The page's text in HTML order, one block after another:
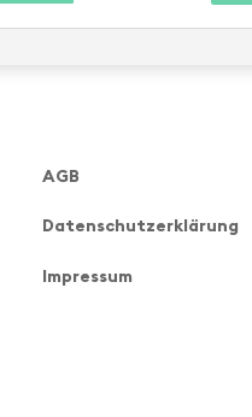
AGB
Datenschutzerklärung
Impressum